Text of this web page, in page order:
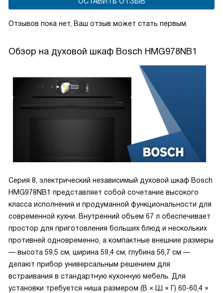
Отзывов пока нет, Ваш отзыв может стать первым.
Обзор на духовой шкаф Bosch HMG978NB1
Серия 8, электрический независимый духовой шкаф Bosch
HMG978NB1 представляет собой сочетание высокого
класса исполнения и продуманной функциональности для
современной кухни. Внутренний объем 67 л обеспечивает
простор для приготовления больших блюд и нескольких
противней одновременно, а компактные внешние размеры
— высота 59,5 см, ширина 59,4 см, глубина 56,7 см —
делают прибор универсальным решением для
встраивания в стандартную кухонную мебель. Для
установки требуется ниша размером (В × Ш × Г) 60-60,4 ×